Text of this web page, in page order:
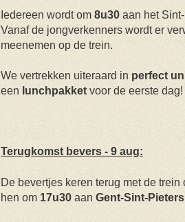
Iedereen wordt om 8u30 aan het
Vanaf de jongverkenners wordt er
meenemen op de trein.
We vertrekken uiteraard in perfect
een lunchpakketvoor de eerste dag!
Terugkomst bevers - 9 aug:
De bevertjes keren terug met de trein
hen om 17u30 aan Gent-Sint-